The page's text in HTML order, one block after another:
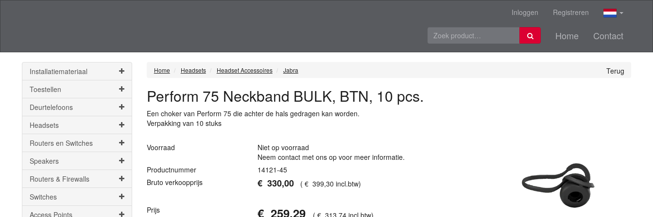
Inloggen Registreren
Home Contact
Installatiemateriaal
Toestellen
Deurtelefoons
Headsets
Routers en Switches
Speakers
Routers & Firewalls
Switches
Access Points
Terug
Home Headsets Headset Accessoires Jabra
Perform 75 Neckband BULK, BTN, 10 pcs.
Een choker van Perform 75 die achter de hals gedragen kan worden.
Verpakking van 10 stuks
Voorraad
Niet op voorraad
Neem contact met ons op voor meer informatie.
Productnummer
14121-45
Bruto verkoopprijs
€ 330,00 (€ 399,30 incl.btw)
Prijs € 259,29 (€ 313,74 incl.btw)